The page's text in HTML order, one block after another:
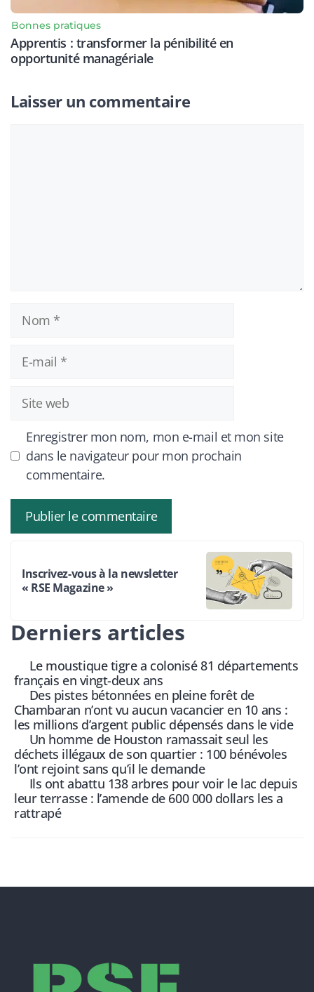
Bonnes pratiques
Apprentis : transformer la pénibilité en
opportunité managériale
Laisser un commentaire
mail
Site
web
Enregistrer mon nom, mon e-mail et mon site
dans le navigateur pour mon prochain
commentaire.
Inscrivez-vous à la newsletter
« RSE Magazine »
Derniers articles
Le moustique tigre a colonisé 81 départements
français en vingt-deux ans
Des pistes bétonnées en pleine forêt de
Chambaran n’ont vu aucun vacancier en 10 ans :
les millions d’argent public dépensés dans le vide
Un homme de Houston ramassait seul les
déchets illégaux de son quartier : 100 bénévoles
l’ont rejoint sans qu’il le demande
Ils ont abattu 138 arbres pour voir le lac depuis
leur terrasse : l’amende de 600 000 dollars les a
rattrapé